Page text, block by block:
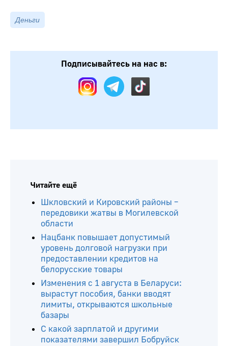
Деньги
Подписывайтесь на нас в:
Читайте ещё
Шкловский и Кировский районы –
передовики жатвы в Могилевской
области
Нацбанк повышает допустимый
уровень долговой нагрузки при
предоставлении кредитов на
белорусские товары